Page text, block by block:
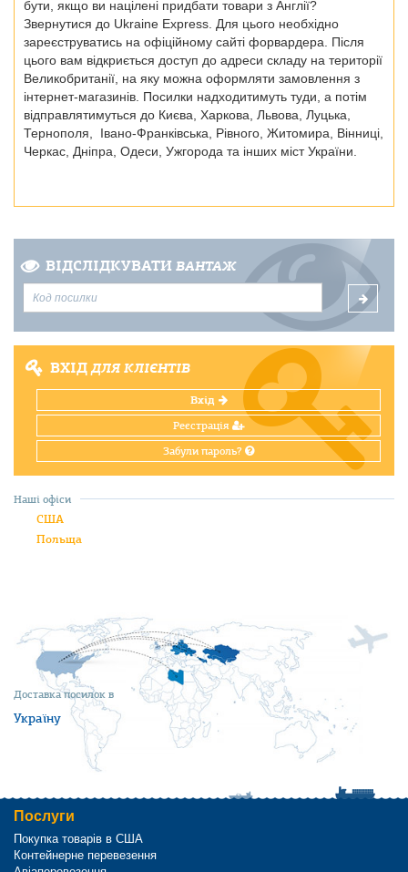
бути, якщо ви націлені придбати товари з Англії?
Звернутися до Ukraine Express. Для цього необхідно
зареєструватись на офіційному сайті форвардера. Після
цього вам відкриється доступ до адреси складу на території
Великобританії, на яку можна оформляти замовлення з
інтернет-магазинів. Посилки надходитимуть туди, а потім
відправлятимуться до Києва, Харкова, Львова, Луцька,
Тернополя, Івано-Франківська, Рівного, Житомира, Вінниці,
Черкас, Дніпра, Одеси, Ужгорода та інших міст України.
ВІДСЛІДКУВАТИ ВАНТАЖ
ВХІДДЛЯ КЛІЄНТІВ
Вхід
Реєстрація
Забули пароль?
Доставка посилок в
Україну
Наші офіси
США
Польща
Послуги
Покупка товарів в США
Контейнерне перевезення